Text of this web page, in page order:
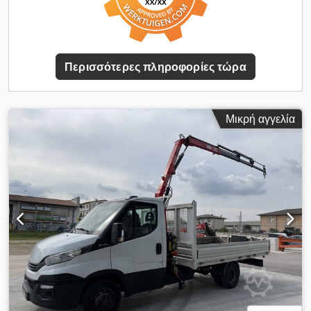
7.490 kg Cedpfjm Sxmwsx Aqtjha ΦΟΡΤΙΣΤΙΚΗ ΙΚΑΝΟΤΗΤΑ:
3.000 kg ΔΙΑΣΤΑΣΕΙΣ ΕΛΑΣΤΙΚΩΝ: 215/75R17,5
ΜΕΤΑΞΟΝΙΟ: 360 εκ. ΓΕΡΑΝΟΣ: FASSI F60 ΑΝΑΡΤΗΣΗ ΜΕ
ΕΛΑΤΗΡΙΑ ΣΤΟΝ 1ο & 2ο ΑΞΟΝΑ ΤΗΛΕΦΩΝΟ: * ΚUBA -
ΠΟΛΩΝΙΚΑ, ΑΓΓΛΙΚΑ, ΓΕΡΜΑΝΙΚΑ, ΙΤΑΛΙΚΑ * SEBASTIAN -
ΠΟΛΩΝΙΚΑ, ΓΕΡΜΑΝΙΚΑ, ΙΤΑΛΙΚΑ, ???? * LASZLO - ΟΥΓΓΡΙΚΑ
διαδικασίες εξαγωγής, συμπεριλαμβανομένων των πινακίδων)
RADEK - ?????
Περισσότερες πληροφορίες τώρα
Μικρή αγγελία